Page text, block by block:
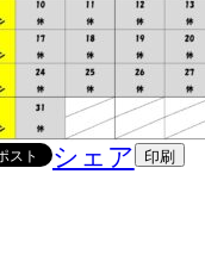
シェア 印刷